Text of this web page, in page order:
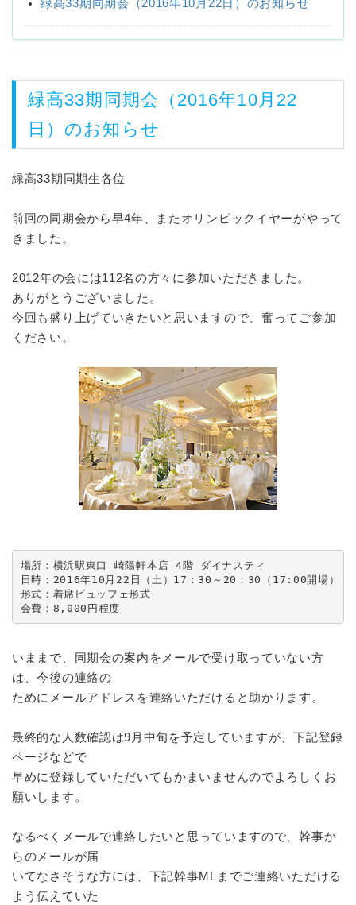
緑高33期同期会（2016年10月22日）のお知らせ
緑高33期同期会（2016年10月22
日）のお知らせ
緑高33期同期生各位
前回の同期会から早4年、またオリンピックイヤーがやって
きました。
2012年の会には112名の方々に参加いただきました。
ありがとうございました。
今回も盛り上げていきたいと思いますので、奮ってご参加
ください。
場所：横浜駅東口 崎陽軒本店 4階 ダイナスティ
日時：2016年10月22日（土）17：30～20：30（17:00開場）
形式：着席ビュッフェ形式
会費：8,000円程度
いままで、同期会の案内をメールで受け取っていない方
は、今後の連絡の
ためにメールアドレスを連絡いただけると助かります。
最終的な人数確認は9月中旬を予定していますが、下記登録
ページなどで
早めに登録していただいてもかまいませんのでよろしくお
願いします。
なるべくメールで連絡したいと思っていますので、幹事か
らのメールが届
いてなさそうな方には、下記幹事MLまでご連絡いただける
よう伝えていた